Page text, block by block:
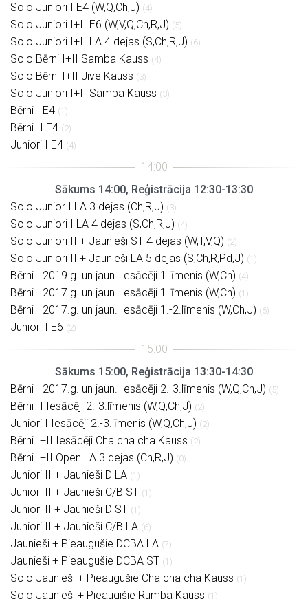
Solo Juniori I E4 (W,Q,Ch,J) (4)
Solo Juniori I+II E6 (W,V,Q,Ch,R,J) (5)
Solo Juniori I+II LA 4 dejas (S,Ch,R,J) (6)
Solo Bērni I+II Samba Kauss (4)
Solo Bērni I+II Jive Kauss (3)
Solo Juniori I+II Samba Kauss (3)
Bērni I E4 (1)
Bērni II E4 (2)
Juniori I E4 (4)
Sākums 14:00, Reģistrācija 12:30-13:30
Solo Junior I LA 3 dejas (Ch,R,J) (3)
Solo Juniori I LA 4 dejas (S,Ch,R,J) (4)
Solo Juniori II + Jaunieši ST 4 dejas (W,T,V,Q) (2)
Solo Juniori II + Jaunieši LA 5 dejas (S,Ch,R,Pd,J) (1)
Bērni I 2019.g. un jaun. Iesācēji 1.līmenis (W,Ch) (4)
Bērni I 2017.g. un jaun. Iesācēji 1.līmenis (W,Ch) (1)
Bērni I 2017.g. un jaun. Iesācēji 1.-2.līmenis (W,Ch,J) (6)
Juniori I E6 (2)
Sākums 15:00, Reģistrācija 13:30-14:30
Bērni I 2017.g. un jaun. Iesācēji 2.-3.līmenis (W,Q,Ch,J) (5)
Bērni II Iesācēji 2.-3.līmenis (W,Q,Ch,J) (2)
Juniori I Iesācēji 2.-3.līmenis (W,Q,Ch,J) (2)
Bērni I+II Iesācēji Cha cha cha Kauss (2)
Bērni I+II Open LA 3 dejas (Ch,R,J) (0)
Juniori II + Jaunieši D LA (1)
Juniori II + Jaunieši C/B ST (1)
Juniori II + Jaunieši D ST (1)
Juniori II + Jaunieši C/B LA (6)
Jaunieši + Pieaugušie DCBA LA (7)
Jaunieši + Pieaugušie DCBA ST (1)
Solo Jaunieši + Pieaugušie Cha cha cha Kauss (1)
Solo Jaunieši + Pieaugišie Rumba Kauss (1)